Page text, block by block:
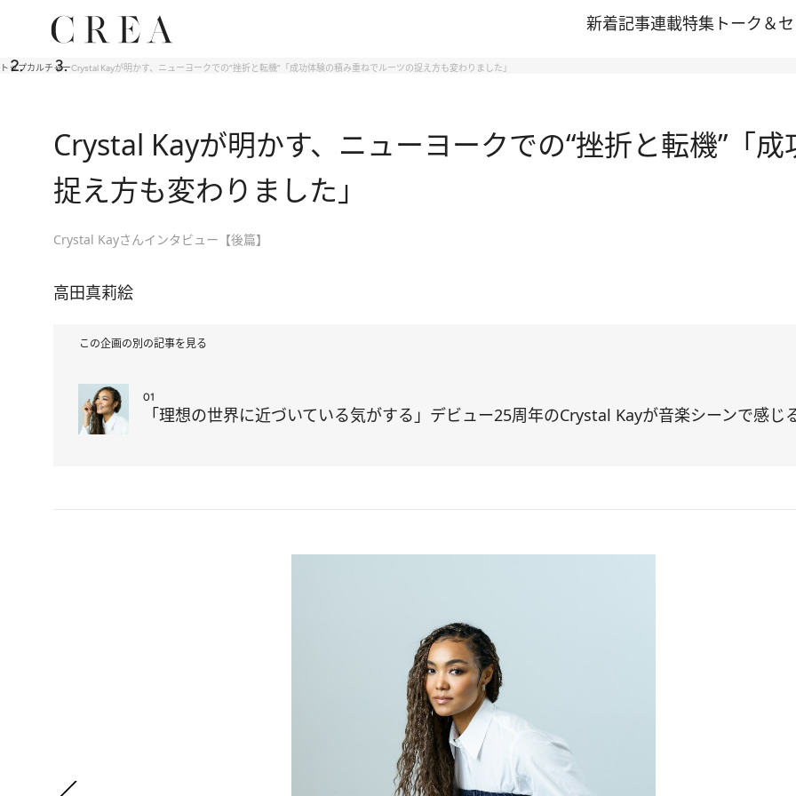
新着記事連載特集 トーク＆
トップカルチャーCrystal Kayが明かす、ニューヨークでの“挫折と転機”「成功体験の積み重ねでルーツの捉え方も変わりました」
Crystal Kayが明かす、ニューヨークでの“挫折と転機”「
捉え方も変わりました」
Crystal Kayさんインタビュー【後篇】
高田真莉絵
この企画の別の記事を見る
01
「理想の世界に近づいている気がする」デビュー25周年のCrystal Kayが音楽シーンで感じ